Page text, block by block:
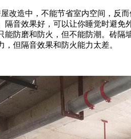
改造中，不能节省室内空间，反
音效果好，可以让你睡觉时避
防磨和防火，但不能防潮。砖
但隔音效果和防火能力太差。